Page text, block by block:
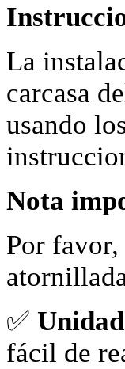
La
carcasa
usando
Nota
Por
✅
fácil de